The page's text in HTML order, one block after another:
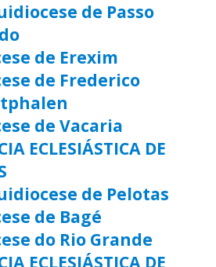
de Passo
de Erexim
de Frederico
de Vacaria
ECLESIÁSTICA DE
de Pelotas
de Bagé
do Rio Grande
ECLESIÁSTICA DE